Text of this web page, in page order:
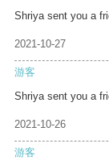
Shriya sent you a
2021-10-27
游客
Shriya sent you a
2021-10-26
游客